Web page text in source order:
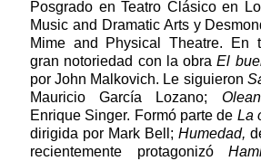
Posgrado en Teatro Clásico en
Music and Dramatic Arts y
Mime and Physical Theatre. En
gran notoriedad con la obraEl
por John Malkovich. Le siguieron
Mauricio García Lozano;
Enrique Singer. Formó parte de La
dirigida por Mark Bell; Humedad,
recientemente protagonizó